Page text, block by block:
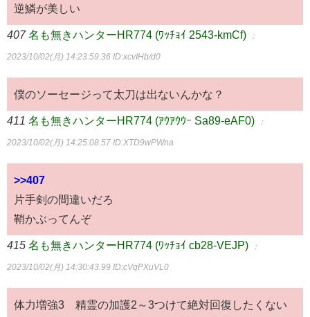
逆鱗が美しい
407 名も無きハンターHR774 (ﾜｯﾁｮｲ 2543-kmCf) ：
2023/10/02(月) 14:23:59.36 ID:xcvIHb/d0
僕のソーセージって太刀は出ないんかな？
411 名も無きハンターHR774 (ｱｳｱｳｳｰ Sa89-eAF0) ：
2023/10/02(月) 14:25:08.57 ID:XTD9wPWna
>>407
片手剣の間違いだろ
鞘かぶってんぞ
415 名も無きハンターHR774 (ﾜｯﾁｮｲ cb28-VEJP) ：
2023/10/02(月) 14:30:43.99 ID:cVqPXuVL0
体力増強3 精霊の加護2～3つけて絶対回復したくない